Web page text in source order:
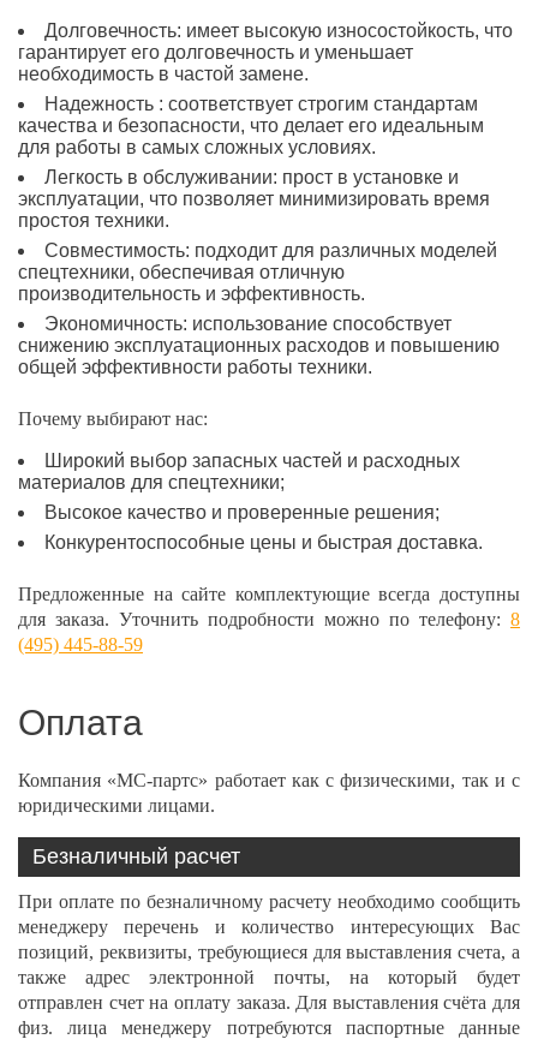
Долговечность: имеет высокую износостойкость, что
гарантирует его долговечность и уменьшает
необходимость в частой замене.
Надежность : соответствует строгим стандартам
качества и безопасности, что делает его идеальным
для работы в самых сложных условиях.
Легкость в обслуживании: прост в установке и
эксплуатации, что позволяет минимизировать время
простоя техники.
Совместимость: подходит для различных моделей
спецтехники, обеспечивая отличную
производительность и эффективность.
Экономичность: использование способствует
снижению эксплуатационных расходов и повышению
общей эффективности работы техники.
Почему выбирают нас:
Широкий выбор запасных частей и расходных
материалов для спецтехники;
Высокое качество и проверенные решения;
Конкурентоспособные цены и быстрая доставка.
Предложенные на сайте комплектующие всегда доступны
для заказа. Уточнить подробности можно по телефону: 8
(495) 445-88-59
Оплата
Компания «МС-партс» работает как с физическими, так и с
юридическими лицами.
Безналичный расчет
При оплате по безналичному расчету необходимо сообщить
менеджеру перечень и количество интересующих Вас
позиций, реквизиты, требующиеся для выставления счета, а
также адрес электронной почты, на который будет
отправлен счет на оплату заказа. Для выставления счёта для
физ. лица менеджеру потребуются паспортные данные